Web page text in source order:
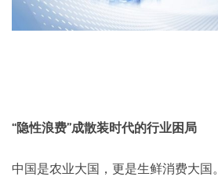
“隐性浪费”成散装时代的行业困局
中国是农业大国，更是生鲜消费大国。